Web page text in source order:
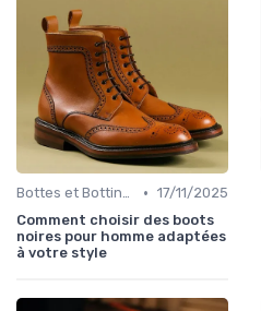
Bottes et Bottines • 17/11/2025
Comment choisir des boots
noires pour homme adaptées
à votre style